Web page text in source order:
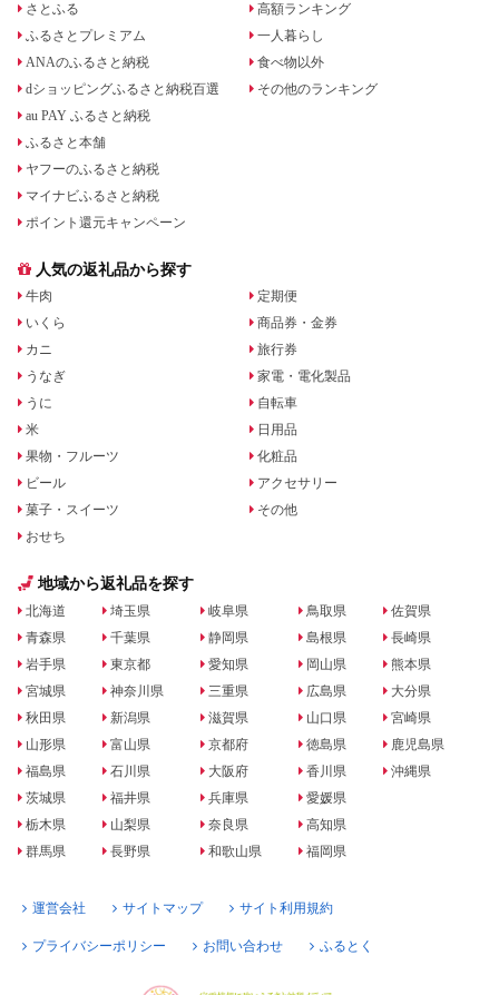
さとふる
ふるさとプレミアム
ANAのふるさと納税
dショッピングふるさと納税百選
au PAY ふるさと納税
ふるさと本舗
ヤフーのふるさと納税
マイナビふるさと納税
ポイント還元キャンペーン
高額ランキング
一人暮らし
食べ物以外
その他のランキング
人気の返礼品から探す
牛肉
いくら
カニ
うなぎ
うに
米
果物・フルーツ
ビール
菓子・スイーツ
おせち
定期便
商品券・金券
旅行券
家電・電化製品
自転車
日用品
化粧品
アクセサリー
その他
地域から返礼品を探す
北海道
青森県
岩手県
宮城県
秋田県
山形県
福島県
茨城県
栃木県
群馬県
埼玉県
千葉県
東京都
神奈川県
新潟県
富山県
石川県
福井県
山梨県
長野県
岐阜県
静岡県
愛知県
三重県
滋賀県
京都府
大阪府
兵庫県
奈良県
和歌山県
鳥取県
島根県
岡山県
広島県
山口県
徳島県
香川県
愛媛県
高知県
福岡県
佐賀県
長崎県
熊本県
大分県
宮崎県
鹿児島県
沖縄県
運営会社 サイトマップ サイト利用規約
プライバシーポリシー お問い合わせ ふるとく